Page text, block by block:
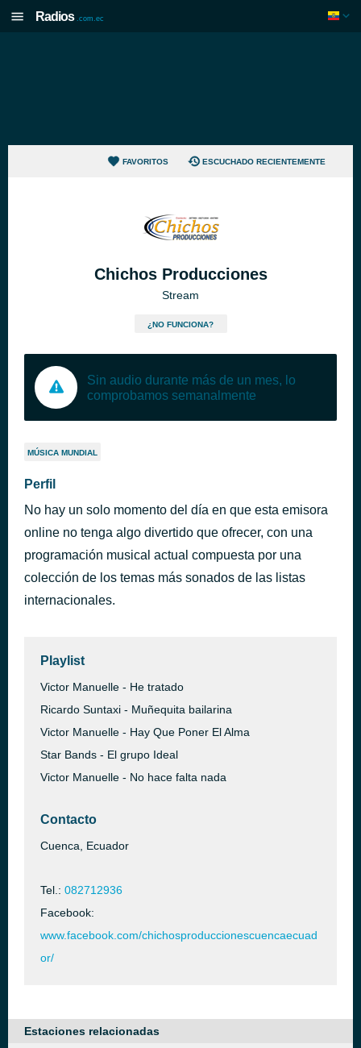
Radios .com.ec
FAVORITOS ESCUCHADO RECIENTEMENTE
Chichos Producciones
Stream
¿NO FUNCIONA?
Sin audio durante más de un mes, lo
comprobamos semanalmente
MÚSICA MUNDIAL
Perfil
No hay un solo momento del día en que esta emisora
online no tenga algo divertido que ofrecer, con una
programación musical actual compuesta por una
colección de los temas más sonados de las listas
internacionales.
Playlist
Victor Manuelle - He tratado
Ricardo Suntaxi - Muñequita bailarina
Victor Manuelle - Hay Que Poner El Alma
Star Bands - El grupo Ideal
Victor Manuelle - No hace falta nada
Contacto
Cuenca, Ecuador
Tel.: 082712936
Facebook:
www.facebook.com/chichosproduccionescuencaecuad
or/
Estaciones relacionadas